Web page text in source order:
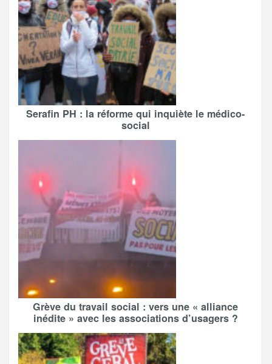
Serafin PH : la réforme qui inquiète le médico-
social
Grève du travail social : vers une « alliance
inédite » avec les associations d’usagers ?